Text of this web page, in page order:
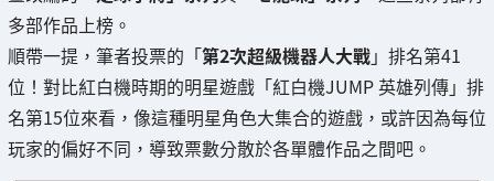
多部作品上榜。
順帶一提，筆者投票的「第2次超級機器人大戰」排名第41
位！對比紅白機時期的明星遊戲「紅白機JUMP 英雄列傳」排
名第15位來看，像這種明星角色大集合的遊戲，或許因為每位
玩家的偏好不同，導致票數分散於各單體作品之間吧。